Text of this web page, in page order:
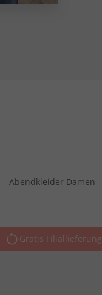
Abendkleider Damen
Gratis Filiallieferung